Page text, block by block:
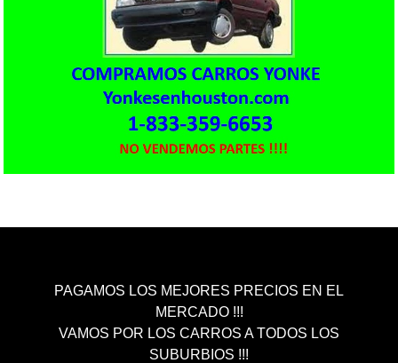
PAGAMOS LOS MEJORES PRECIOS EN EL
MERCADO !!!
VAMOS POR LOS CARROS A TODOS LOS
SUBURBIOS !!!